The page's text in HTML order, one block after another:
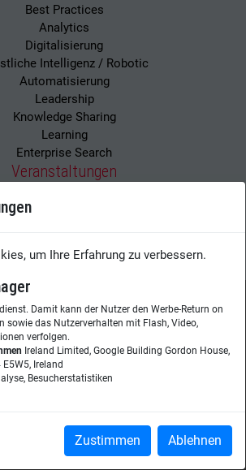
Best Practices
Analytics
Digitalisierung
Intelligenz / Robotic
Automatisierung
Leadership
Knowledge Sharing
Learning
Enterprise Search
Veranstaltungen
Magazin
Impressum
Datenschutz
um Ihre Erfahrung zu verbessern.
Damit kann der Nutzer den Werbe-Return on
sowie das Nutzerverhalten mit Flash, Video,
verfolgen.
Ireland Limited, Google Building Gordon House,
Ireland
Besucherstatistiken
Zustimmen Ablehnen